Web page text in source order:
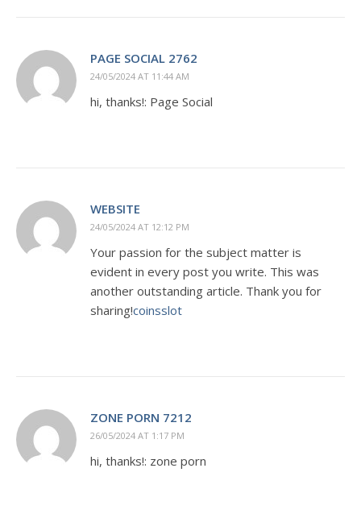
PAGE SOCIAL 2762
24/05/2024 AT 11:44 AM
hi, thanks!: Page Social
WEBSITE
24/05/2024 AT 12:12 PM
Your passion for the subject matter is
evident in every post you write. This was
another outstanding article. Thank you for
sharing!coinsslot
ZONE PORN 7212
26/05/2024 AT 1:17 PM
hi, thanks!: zone porn